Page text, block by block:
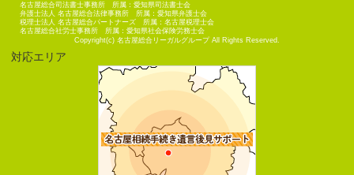
名古屋総合司法書士事務所 所属：愛知県司法書士会
弁護士法人 名古屋総合法律事務所 所属：愛知県弁護士会
税理士法人 名古屋総合パートナーズ 所属：名古屋税理士会
名古屋総合社労士事務所 所属：愛知県社会保険労務士会
Copyright(c) 名古屋総合リーガルグループ All Rights Reserved.
対応エリア